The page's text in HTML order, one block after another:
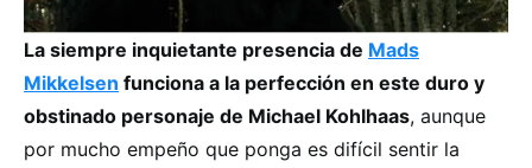
La siempre inquietante presencia de Mads
Mikkelsen funciona a la perfección en este duro y
obstinado personaje de Michael Kohlhaas, aunque
por mucho empeño que ponga es difícil sentir la